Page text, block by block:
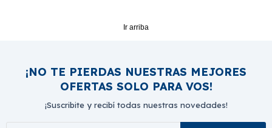
Ir arriba
¡NO TE PIERDAS NUESTRAS MEJORES
OFERTAS SOLO PARA VOS!
¡Suscribite y recibí todas nuestras novedades!